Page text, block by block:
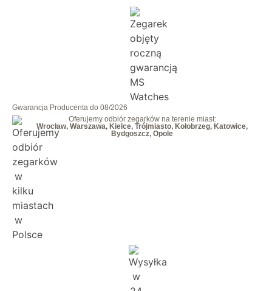
Gwarancja Producenta do 08/2026
Oferujemy odbiór zegarków na terenie miast:
Wrocław, Warszawa, Kielce, Trójmiasto, Kołobrzeg, Katowice,
Bydgoszcz, Opole